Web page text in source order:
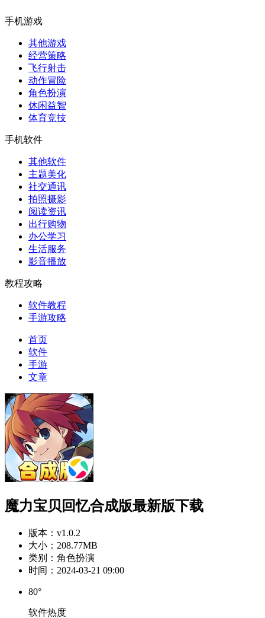
手机游戏
其他游戏
经营策略
飞行射击
动作冒险
角色扮演
休闲益智
体育竞技
手机软件
其他软件
主题美化
社交通讯
拍照摄影
阅读资讯
出行购物
办公学习
生活服务
影音播放
教程攻略
软件教程
手游攻略
首页
软件
手游
文章
魔力宝贝回忆合成版最新版下载
版本： v1.0.2
大小： 208.77MB
类别： 角色扮演
时间： 2024-03-21 09:00
80°
软件热度